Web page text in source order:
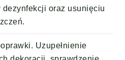
dezynfekcji oraz usunięciu
Uzupełnienie